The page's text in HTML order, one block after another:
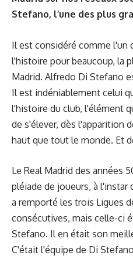
Stefano, l’une des plus
Il est considéré comme l'un
l'histoire pour beaucoup, la
Madrid. Alfredo Di Stefano
Il est indéniablement celui
l'histoire du club, l'élément
de s'élever, dès l'apparition
haut que tout le monde. Et
Le Real Madrid des années
pléiade de joueurs, à l'instar
a remporté les trois Ligues
consécutives, mais celle-ci
Stefano. Il en était son
C'était l'équipe de Di